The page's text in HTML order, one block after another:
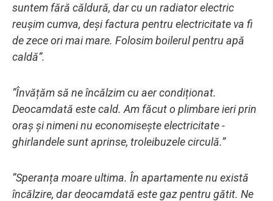
suntem fără căldură, dar cu un radiator electric
reușim cumva, deși factura pentru electricitate va fi
de zece ori mai mare. Folosim boilerul pentru apă
caldă”.
”Învățăm să ne încălzim cu aer condiționat.
Deocamdată este cald. Am făcut o plimbare ieri prin
oraș și nimeni nu economisește electricitate -
ghirlandele sunt aprinse, troleibuzele circulă.”
”Speranța moare ultima. În apartamente nu există
încălzire, dar deocamdată este gaz pentru gătit. Ne